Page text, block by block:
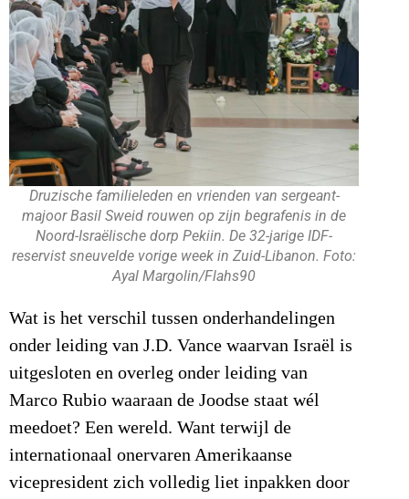
Druzische familieleden en vrienden van sergeant-
majoor Basil Sweid rouwen op zijn begrafenis in de
Noord-Israëlische dorp Pekiin. De 32-jarige IDF-
reservist sneuvelde vorige week in Zuid-Libanon. Foto:
Ayal Margolin/Flahs90
Wat is het verschil tussen onderhandelingen
onder leiding van J.D. Vance waarvan Israël is
uitgesloten en overleg onder leiding van
Marco Rubio waaraan de Joodse staat wél
meedoet? Een wereld. Want terwijl de
internationaal onervaren Amerikaanse
vicepresident zich volledig liet inpakken door